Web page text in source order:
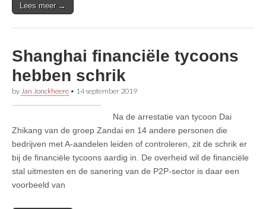
Lees meer →
Shanghai financiële tycoons
hebben schrik
by Jan Jonckheere • 14 september 2019
Na de arrestatie van tycoon Dai
Zhikang van de groep Zandai en 14 andere personen die
bedrijven met A-aandelen leiden of controleren, zit de schrik er
bij de financiële tycoons aardig in. De overheid wil de financiële
stal uitmesten en de sanering van de P2P-sector is daar een
voorbeeld van